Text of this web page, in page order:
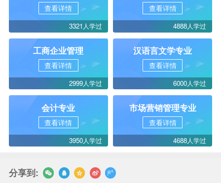
查看详情
3321人学过
查看详情
4888人学过
工商企业管理
查看详情
2999人学过
汉语言文学专业
查看详情
6000人学过
会计专业
查看详情
3950人学过
市场营销管理专业
查看详情
4688人学过
分享到: